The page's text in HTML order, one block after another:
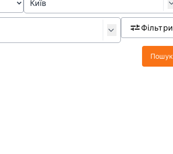
Фільтри
Пошук